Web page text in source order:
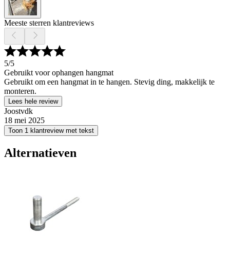
Meeste sterren klantreviews
5/5
Gebruikt voor ophangen hangmat
Gebruikt om een hangmat in te hangen. Stevig ding, makkelijk te
monteren.
Lees hele review
Joostvdk
18 mei 2025
Toon 1 klantreview met tekst
Alternatieven